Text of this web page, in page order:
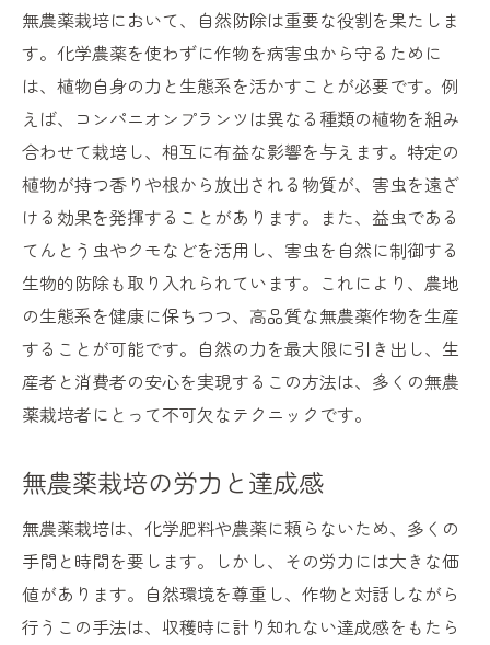
無農薬栽培において、自然防除は重要な役割を果たしま
す。化学農薬を使わずに作物を病害虫から守るために
は、植物自身の力と生態系を活かすことが必要です。例
えば、コンパニオンプランツは異なる種類の植物を組み
合わせて栽培し、相互に有益な影響を与えます。特定の
植物が持つ香りや根から放出される物質が、害虫を遠ざ
ける効果を発揮することがあります。また、益虫である
てんとう虫やクモなどを活用し、害虫を自然に制御する
生物的防除も取り入れられています。これにより、農地
の生態系を健康に保ちつつ、高品質な無農薬作物を生産
することが可能です。自然の力を最大限に引き出し、生
産者と消費者の安心を実現するこの方法は、多くの無農
薬栽培者にとって不可欠なテクニックです。
無農薬栽培の労力と達成感
無農薬栽培は、化学肥料や農薬に頼らないため、多くの
手間と時間を要します。しかし、その労力には大きな価
値があります。自然環境を尊重し、作物と対話しながら
行うこの手法は、収穫時に計り知れない達成感をもたら